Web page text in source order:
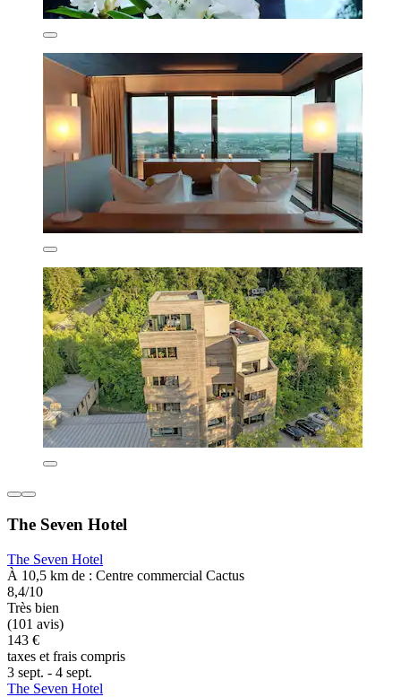
The Seven Hotel
The Seven Hotel
À 10,5 km de : Centre commercial Cactus
8,4/10
Très bien
(101 avis)
143 €
taxes et frais compris
3 sept. - 4 sept.
The Seven Hotel